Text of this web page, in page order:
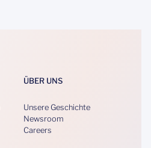
ÜBER UNS
Unsere Geschichte
Newsroom
Careers